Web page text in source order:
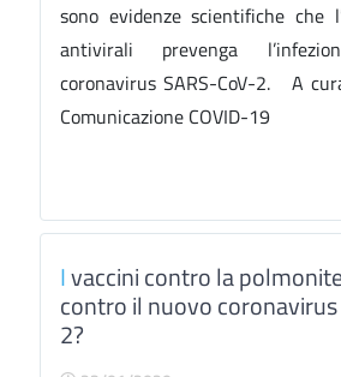
sono evidenze scientifiche che
antivirali prevenga
coronavirus SARS-CoV-2. A
Comunicazione COVID-19
Ivaccini contro la
contro il nuovo coronavirus
2?